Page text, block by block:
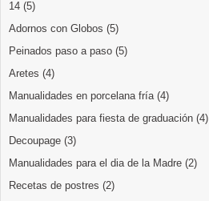
14 (5)
Adornos con Globos (5)
Peinados paso a paso (5)
Aretes (4)
Manualidades en porcelana fría (4)
Manualidades para fiesta de graduación (4)
Decoupage (3)
Manualidades para el dia de la Madre (2)
Recetas de postres (2)